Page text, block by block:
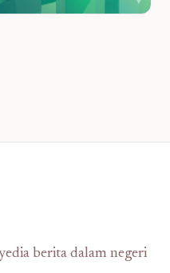
berita dalam negeri